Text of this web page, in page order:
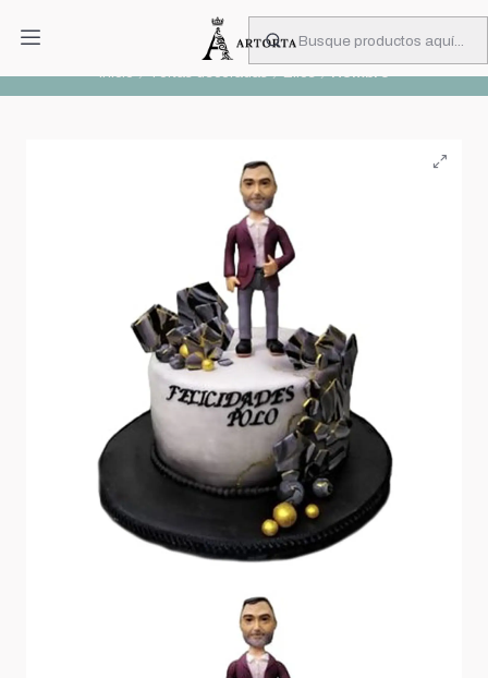
PIDA CON MUCHA ANTICIPACIÓN
Inicio Tortas decoradas Ellos Hombre